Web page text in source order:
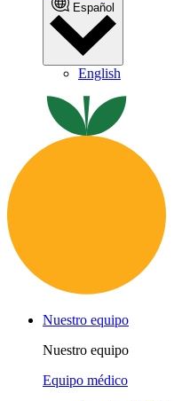
Español
English
Nuestro equipo
Nuestro equipo
Equipo médico